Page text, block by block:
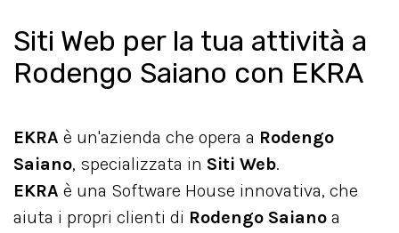
Siti Web per la tua attività a
Rodengo Saiano con EKRA
EKRA è un'azienda che opera a Rodengo
Saiano, specializzata in Siti Web.
EKRA è una Software House innovativa, che
aiuta i propri clienti di Rodengo Saiano a